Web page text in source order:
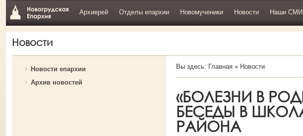
Архиерей Отделы епархии Новомученики Новости Наши СМИ
Новости
Новости епархии
Архив новостей
Вы здесь: Главная» Новости
«БОЛЕЗНИ В
БЕСЕДЫ В
РАЙОНА